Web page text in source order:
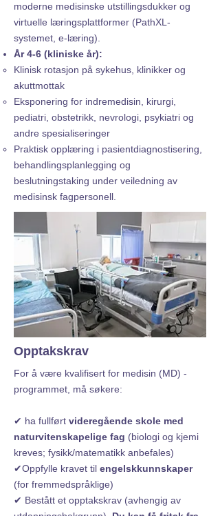
moderne medisinske utstillingsdukker og
virtuelle læringsplattformer (PathXL-
systemet, e-læring).
År 4-6 (kliniske år):
Klinisk rotasjon på sykehus, klinikker og
akuttmottak
Eksponering for indremedisin, kirurgi,
pediatri, obstetrikk, nevrologi, psykiatri og
andre spesialiseringer
Praktisk opplæring i pasientdiagnostisering,
behandlingsplanlegging og
beslutningstaking under veiledning av
medisinsk fagpersonell.
Opptakskrav
For å være kvalifisert for medisin (MD) -
programmet, må søkere:
✔ ha fullført videregående skole med
naturvitenskapelige fag (biologi og kjemi
kreves; fysikk/matematikk anbefales)
✔Oppfylle kravet til engelskkunnskaper
(for fremmedspråklige)
✔ Bestått et opptakskrav (avhengig av